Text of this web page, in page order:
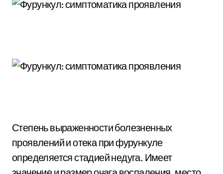
Степень выраженности болезненных
проявлений и отека при фурункуле
определяется стадией недуга. Имеет